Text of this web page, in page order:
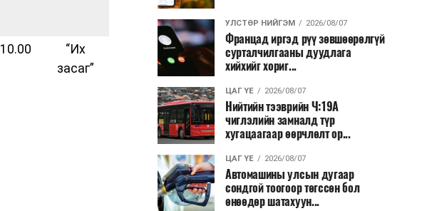
10.00
“Их
засаг”
УЛСТӨР НИЙГЭМ 2026/08/07
Францад иргэд рүү зөвшөөрөлгүй
сурталчилгааны дуудлага
хийхийг хориг...
ЦАГ ҮЕ 2026/08/07
Нийтийн тээврийн Ч:19А
чиглэлийн замналд түр
хугацаагаар өөрчлөлт ор...
ЦАГ ҮЕ 2026/08/07
Автомашины улсын дугаар
сондгой тоогоор төгссөн бол
өнөөдөр шатахуун...